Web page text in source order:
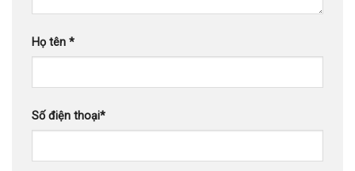
Họ tên *
Số điện thoại*